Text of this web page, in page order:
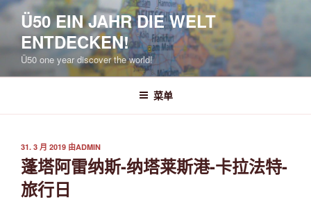
跳
Ü50 EIN JAHR DIE WELT
ENTDECKEN!
Ü50 one year discover the world!
菜单
发
布
于
31. 3 月 2019 由ADMIN
蓬塔阿雷纳斯-纳塔莱斯港-卡拉法特-
旅行日